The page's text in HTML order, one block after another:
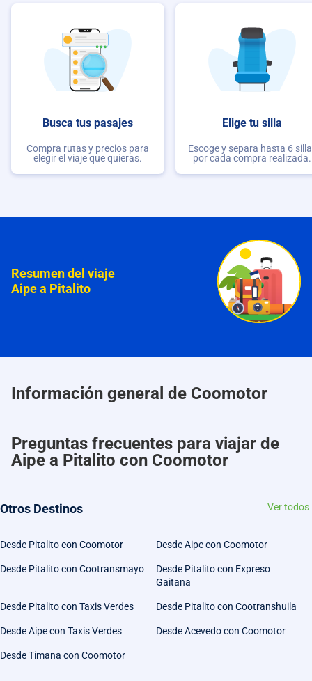
Busca tus pasajes
Compra rutas y precios para
elegir el viaje que quieras.
Elige tu silla
Escoge y separa hasta 6
por cada compra realizada.
Resumen del viaje
Aipe a Pitalito
Información general de Coomotor
Preguntas frecuentes para viajar de
Aipe a Pitalito con Coomotor
Otros Destinos Ver todos
Desde Pitalito con Coomotor Desde Aipe con Coomotor
Desde Pitalito con Cootransmayo
Desde Pitalito con Expreso
Gaitana
Desde Pitalito con Taxis Verdes Desde Pitalito con Cootranshuila
Desde Aipe con Taxis Verdes Desde Acevedo con Coomotor
Desde Timana con Coomotor